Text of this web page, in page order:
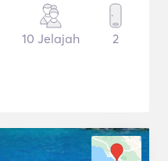
10 Jelajah 2